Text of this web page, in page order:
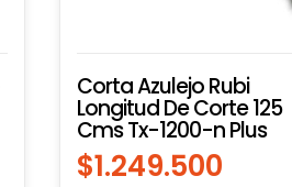
Corta Azulejo Rubi
Longitud De Corte 125
Cms Tx-1200-n Plus
$1.249.500